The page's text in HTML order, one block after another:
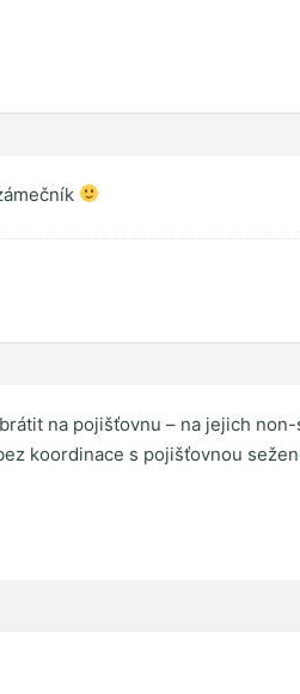
na pojišťovnu – na jejich
koordinace s pojišťovnou